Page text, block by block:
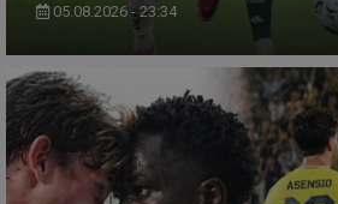
05.08.2026 - 23:34